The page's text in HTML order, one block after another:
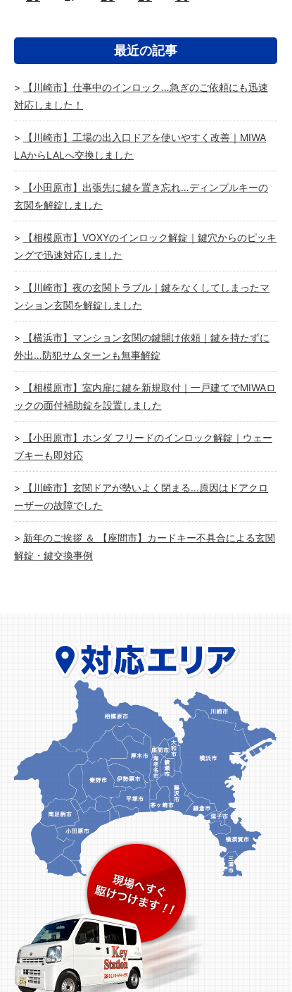
最近の記事
【川崎市】仕事中のインロック…急ぎのご依頼にも迅速
対応しました！
【川崎市】工場の出入口ドアを使いやすく改善｜MIWA
LAからLALへ交換しました
【小田原市】出張先に鍵を置き忘れ…ディンプルキーの
玄関を解錠しました
【相模原市】VOXYのインロック解錠｜鍵穴からのピッキ
ングで迅速対応しました
【川崎市】夜の玄関トラブル｜鍵をなくしてしまったマ
ンション玄関を解錠しました
【横浜市】マンション玄関の鍵開け依頼｜鍵を持たずに
外出…防犯サムターンも無事解錠
【相模原市】室内扉に鍵を新規取付｜一戸建てでMIWAロ
ックの面付補助錠を設置しました
【小田原市】ホンダ フリードのインロック解錠｜ウェー
ブキーも即対応
【川崎市】玄関ドアが勢いよく閉まる…原因はドアクロ
ーザーの故障でした
新年のご挨拶 ＆ 【座間市】カードキー不具合による玄関
解錠・鍵交換事例